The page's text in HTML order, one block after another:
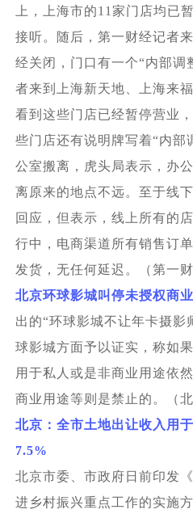
上，上海市的11家门店均已
接听。随后，第一财经记者
经关闭，门口有一个“内部调
者来到上海新天地、上海来
看到这些门店已经暂停营业
些门店还有说明牌写着“内部
公室搬离，虎头局表示，办
离原来的地点不远。至于线
回应，但表示，线上所有的
行中，电商渠道所有销售订
发货，无任何延迟。（第一财
北京环球影城叫停未授权商
出的“环球影城不让年卡摄影
球影城方面予以证实，称如
用于私人或是非商业用途依
商业用途等则是禁止的。（北
北京：全市土地出让收入用
7.5%
北京市委、市政府日前印发
进乡村振兴重点工作的实施